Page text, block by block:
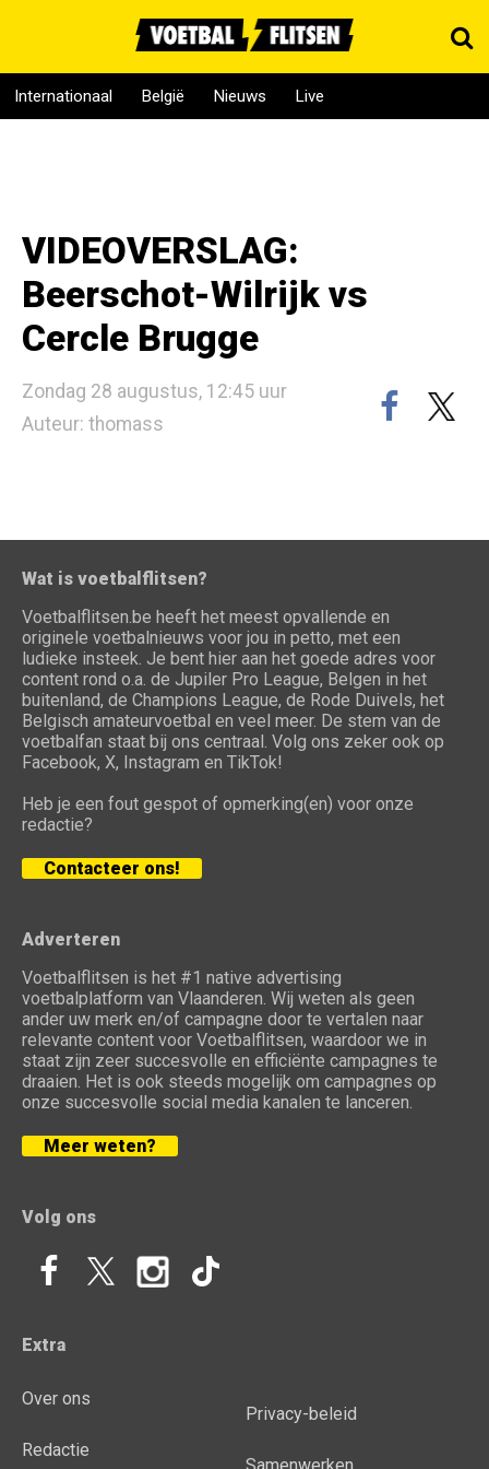
Internationaal België Nieuws Live
VIDEOVERSLAG:
Beerschot-Wilrijk vs
Cercle Brugge
Zondag 28 augustus, 12:45 uur
Auteur: thomass
Wat is voetbalflitsen?
Voetbalflitsen.be heeft het meest opvallende en
originele voetbalnieuws voor jou in petto, met een
ludieke insteek. Je bent hier aan het goede adres voor
content rond o.a. de Jupiler Pro League, Belgen in het
buitenland, de Champions League, de Rode Duivels, het
Belgisch amateurvoetbal en veel meer. De stem van de
voetbalfan staat bij ons centraal. Volg ons zeker ook op
Facebook, X, Instagram en TikTok!
Heb je een fout gespot of opmerking(en) voor onze
redactie?
Contacteer ons!
Adverteren
Voetbalflitsen is het #1 native advertising
voetbalplatform van Vlaanderen. Wij weten als geen
ander uw merk en/of campagne door te vertalen naar
relevante content voor Voetbalflitsen, waardoor we in
staat zijn zeer succesvolle en efficiënte campagnes te
draaien. Het is ook steeds mogelijk om campagnes op
onze succesvolle social media kanalen te lanceren.
Meer weten?
Volg ons
Extra
Over ons
Redactie
Privacy-beleid